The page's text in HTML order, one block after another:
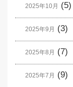
2025年10月 (5)
2025年9月 (3)
2025年8月 (7)
2025年7月 (9)